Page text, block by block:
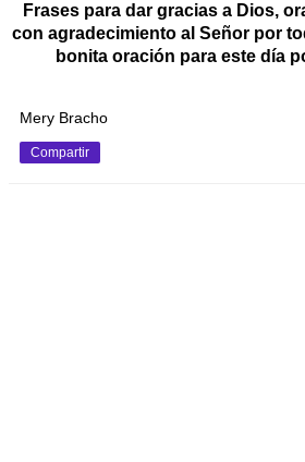
Frases para dar gracias a Dios,
con agradecimiento al Señor por
bonita oración para este día
Mery Bracho
Compartir